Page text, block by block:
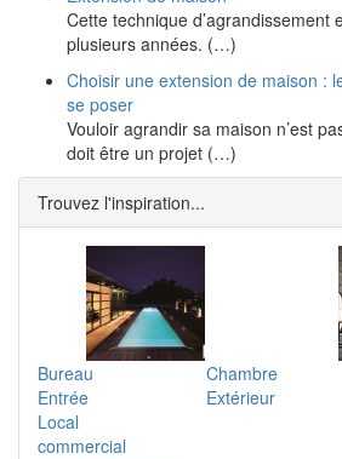
Cette technique d’agrandissement
plusieurs années. (…)
Choisir une extension de maison :
se poser
Vouloir agrandir sa maison n’est
doit être un projet (…)
Trouvez l'inspiration...
Bureau Chambre
Entrée
Extérieur
Local
commercial